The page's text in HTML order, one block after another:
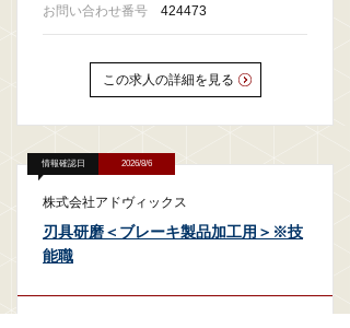
お問い合わせ番号 424473
この求人の詳細を見る
情報確認日 2026/8/6
株式会社アドヴィックス
刃具研磨＜ブレーキ製品加工用＞※技
能職